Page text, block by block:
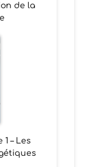
de la
– Les